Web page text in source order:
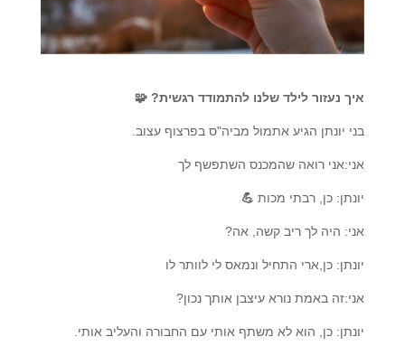
איך נעזור לילד שלנו להתמודד רגשית?🧩
בני יונתן הגיע אתמול מביה"ס בפרצוף עצוב.
אני:אני רואה שהמכנס השתפשף לך
יונתן: כן, רבתי מכות 💪
אני: היה לך ריב קשה, אה?
יונתן: כן,ארי התחיל ונמאס לי לוותר לו
אני:זה באמת נורא עיצבן אותך נכון?
יונתן: כן, הוא לא משתף אותי עם החבורה והעליב אותי.